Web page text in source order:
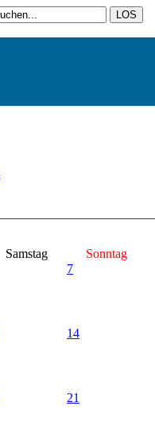
Samstag
Sonntag
7
14
21